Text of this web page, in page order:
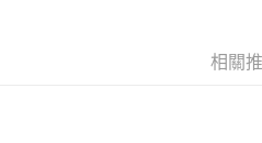
每筆NT$80，滿NT$6,000(含以上)
相關